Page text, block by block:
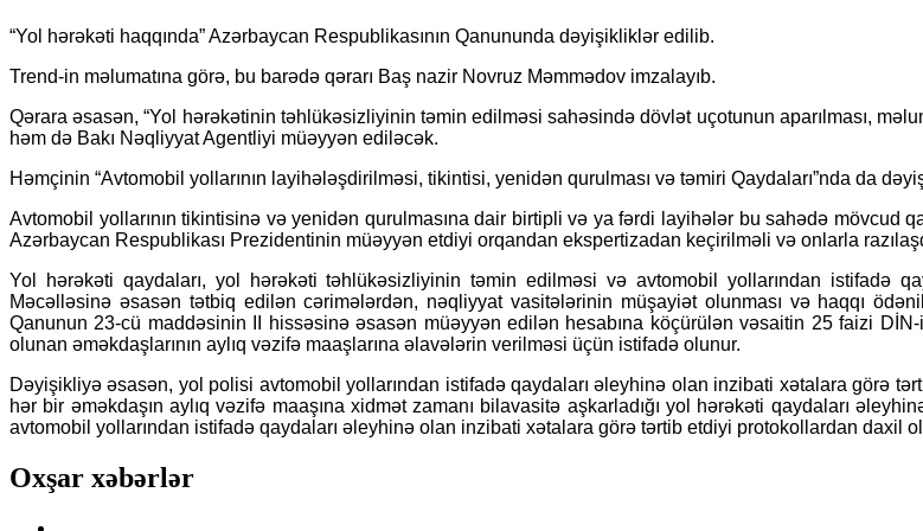
“Yol hərəkəti haqqında” Azərbaycan Respublikasının Qanununda dəyişikliklər edilib.
Trend-in məlumatına görə, bu barədə qərarı Baş nazir Novruz Məmmədov imzalayıb.
Qərara əsasən, “Yol hərəkətinin təhlükəsizliyinin təmin edilməsi sahəsində dövlət uçotunun aparılması,
həm də Bakı Nəqliyyat Agentliyi müəyyən ediləcək.
Həmçinin “Avtomobil yollarının layihələşdirilməsi, tikintisi, yenidən qurulması və təmiri Qaydaları”nda da
Avtomobil yollarının tikintisinə və yenidən qurulmasına dair birtipli və ya fərdi layihələr bu sahədə mövcud
Azərbaycan Respublikası Prezidentinin müəyyən etdiyi orqandan ekspertizadan keçirilməli və onlarla
Yol hərəkəti qaydaları, yol hərəkəti təhlükəsizliyinin təmin edilməsi və avtomobil yollarından istifadə
Məcəlləsinə əsasən tətbiq edilən cərimələrdən, nəqliyyat vasitələrinin müşayiət olunması və haqqı
Qanunun 23-cü maddəsinin II hissəsinə əsasən müəyyən edilən hesabına köçürülən vəsaitin 25 faizi
olunan əməkdaşlarının aylıq vəzifə maaşlarına əlavələrin verilməsi üçün istifadə olunur.
Dəyişikliyə əsasən, yol polisi avtomobil yollarından istifadə qaydaları əleyhinə olan inzibati xətalara görə
hər bir əməkdaşın aylıq vəzifə maaşına xidmət zamanı bilavasitə aşkarladığı yol hərəkəti qaydaları
avtomobil yollarından istifadə qaydaları əleyhinə olan inzibati xətalara görə tərtib etdiyi protokollardan daxil
Oxşar xəbərlər